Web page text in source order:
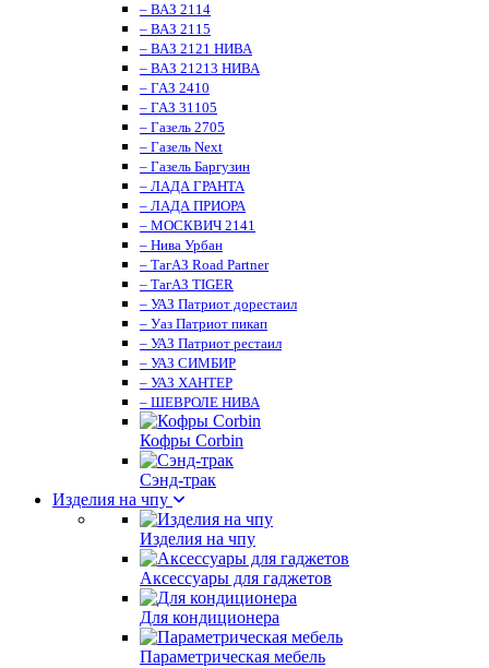
– ВАЗ 2114
– ВАЗ 2115
– ВАЗ 2121 НИВА
– ВАЗ 21213 НИВА
– ГАЗ 2410
– ГАЗ 31105
– Газель 2705
– Газель Next
– Газель Баргузин
– ЛАДА ГРАНТА
– ЛАДА ПРИОРА
– МОСКВИЧ 2141
– Нива Урбан
– ТагАЗ Road Partner
– ТагАЗ TIGER
– УАЗ Патриот дорестаил
– Уаз Патриот пикап
– УАЗ Патриот рестаил
– УАЗ СИМБИР
– УАЗ ХАНТЕР
– ШЕВРОЛЕ НИВА
Кофры Corbin
Сэнд-трак
Изделия на чпу
Изделия на чпу
Аксессуары для гаджетов
Для кондиционера
Параметрическая мебель